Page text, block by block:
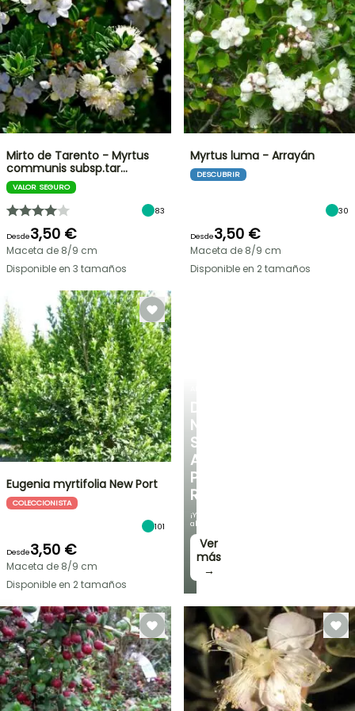
OFERTA
RELÁMPAGO
¡HASTA
UN
30
%
DE
BULBOS
DE
DESCUBRE
NUESTRA
SELECCIÓN
A
PRECIOS
REDUCIDOS
¡Y
ahorra!
Ver
más
→
Mirto de Tarento - Myrtus
communis subsp.tar…
VALOR SEGURO
83
Desde3,50 €
Maceta de 8/9 cm
Disponible en 3 tamaños
Myrtus luma - Arrayán
DESCUBRIR
30
Desde3,50 €
Maceta de 8/9 cm
Disponible en 2 tamaños
Eugenia myrtifolia New Port
COLECCIONISTA
101
Desde3,50 €
Maceta de 8/9 cm
Disponible en 2 tamaños